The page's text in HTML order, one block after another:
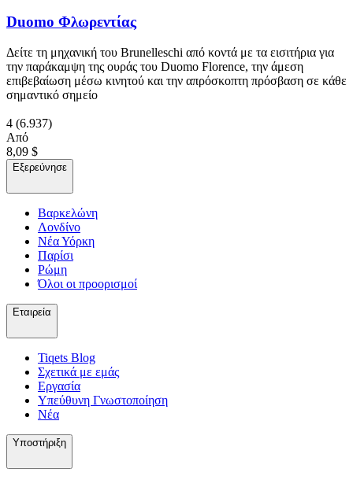
Duomo Φλωρεντίας
Δείτε τη μηχανική του Brunelleschi από κοντά με τα εισιτήρια για
την παράκαμψη της ουράς του Duomo Florence, την άμεση
επιβεβαίωση μέσω κινητού και την απρόσκοπτη πρόσβαση σε κάθε
σημαντικό σημείο
4 (6.937)
Από
8,09 $
Εξερεύνησε
Βαρκελώνη
Λονδίνο
Νέα Υόρκη
Παρίσι
Ρώμη
Όλοι οι προορισμοί
Εταιρεία
Tiqets Βlog
Σχετικά με εμάς
Εργασία
Υπεύθυνη Γνωστοποίηση
Νέα
Υποστήριξη